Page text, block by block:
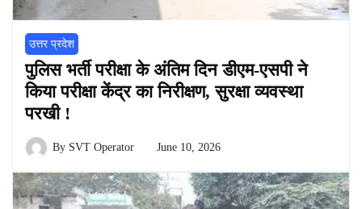
उत्तर प्रदेश
पुलिस भर्ती परीक्षा के अंतिम दिन डीएम-एसपी ने
किया परीक्षा केंद्र का निरीक्षण, सुरक्षा व्यवस्था
परखी !
By SVT Operator June 10, 2026